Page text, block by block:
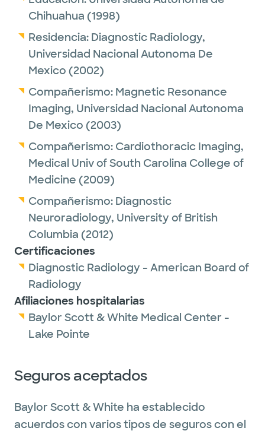
Chihuahua (1998)
Residencia: Diagnostic Radiology,
Universidad Nacional Autonoma De
Mexico (2002)
Compañerismo: Magnetic Resonance
Imaging, Universidad Nacional Autonoma
De Mexico (2003)
Compañerismo: Cardiothoracic Imaging,
Medical Univ of South Carolina College of
Medicine (2009)
Compañerismo: Diagnostic
Neuroradiology, University of British
Columbia (2012)
Certificaciones
Diagnostic Radiology - American Board of
Radiology
Afiliaciones hospitalarias
Baylor Scott & White Medical Center -
Lake Pointe
Seguros aceptados
Baylor Scott & White ha establecido
acuerdos con varios tipos de seguros con el